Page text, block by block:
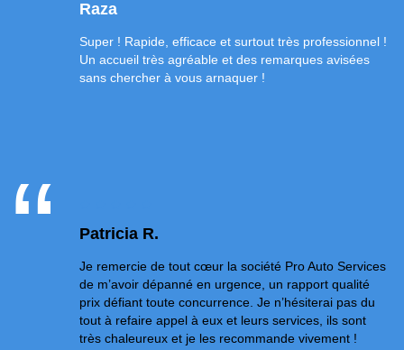
Raza
Super ! Rapide, efficace et surtout très professionnel !
Un accueil très agréable et des remarques avisées
sans chercher à vous arnaquer !
Patricia R.
Je remercie de tout cœur la société Pro Auto Services
de m’avoir dépanné en urgence, un rapport qualité
prix défiant toute concurrence. Je n’hésiterai pas du
tout à refaire appel à eux et leurs services, ils sont
très chaleureux et je les recommande vivement !